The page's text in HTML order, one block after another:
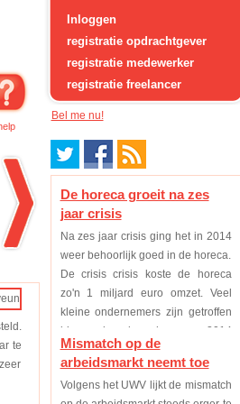
Inloggen
registratie opdrachtgever
registratie medewerker
registratie freelancer
De horeca groeit na zes
jaar crisis
Na zes jaar crisis ging het in 2014
weer behoorlijk goed in de horeca.
De crisis crisis koste de horeca
zo'n 1 miljard euro omzet. Veel
kleine ondernemers zijn getroffen
binnen deze branche, maar 2014
was eindelijk voor de meeste weer
een p...
Mismatch op de
arbeidsmarkt neemt toe
Volgens het UWV lijkt de mismatch
te
Bel me nu!